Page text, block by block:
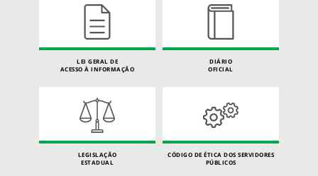
LEI GERAL DE
ACESSO À INFORMAÇÃO
DIÁRIO
OFICIAL
LEGISLAÇÃO
ESTADUAL
CÓDIGO DE ÉTICA DOS SERVIDORES
PÚBLICOS